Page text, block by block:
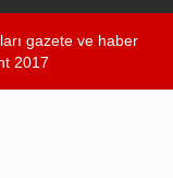
gazete ve haber
2017